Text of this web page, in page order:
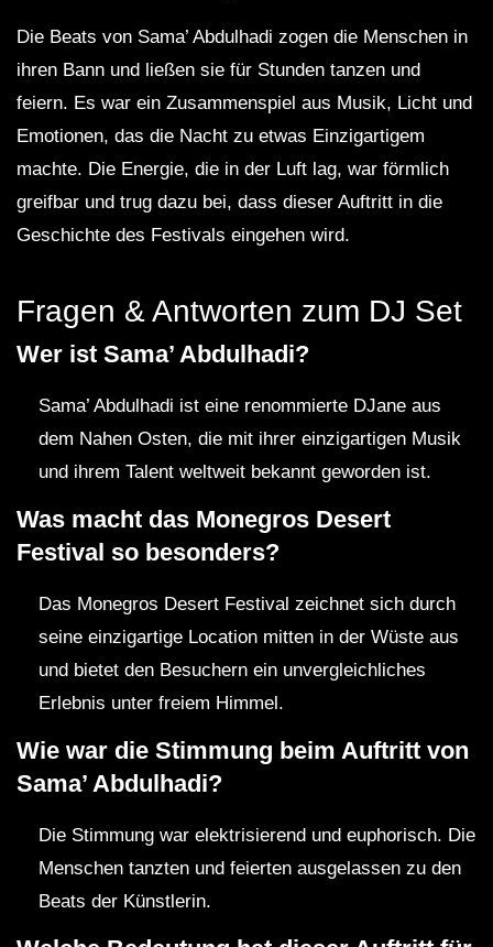
Die Beats von Sama’ Abdulhadi zogen die Menschen in
ihren Bann und ließen sie für Stunden tanzen und
feiern. Es war ein Zusammenspiel aus Musik, Licht und
Emotionen, das die Nacht zu etwas Einzigartigem
machte. Die Energie, die in der Luft lag, war förmlich
greifbar und trug dazu bei, dass dieser Auftritt in die
Geschichte des Festivals eingehen wird.
Fragen & Antworten zum DJ Set
Wer ist Sama’ Abdulhadi?
Sama’ Abdulhadi ist eine renommierte DJane aus
dem Nahen Osten, die mit ihrer einzigartigen Musik
und ihrem Talent weltweit bekannt geworden ist.
Was macht das Monegros Desert
Festival so besonders?
Das Monegros Desert Festival zeichnet sich durch
seine einzigartige Location mitten in der Wüste aus
und bietet den Besuchern ein unvergleichliches
Erlebnis unter freiem Himmel.
Wie war die Stimmung beim Auftritt von
Sama’ Abdulhadi?
Die Stimmung war elektrisierend und euphorisch. Die
Menschen tanzten und feierten ausgelassen zu den
Beats der Künstlerin.